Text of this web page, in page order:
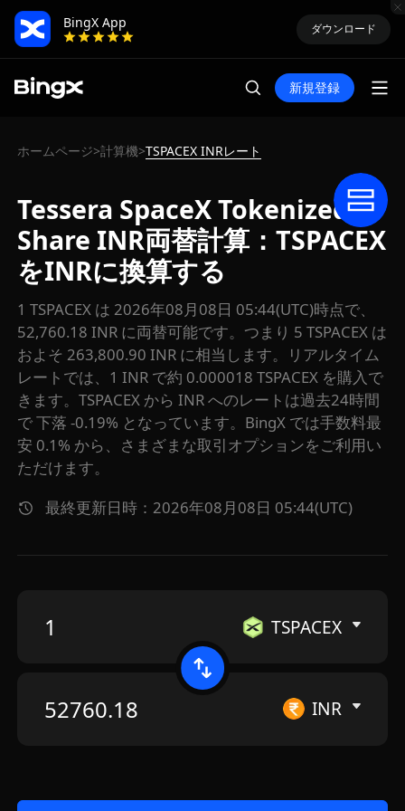
BingX App
ダウンロード
新規登録
ホームページ>計算機>TSPACEX INRレート
Tessera SpaceX Tokenized
Share INR両替計算：TSPACEX
をINRに換算する
1 TSPACEX は 2026年08月08日 05:44(UTC)時点で、
52,760.18 INR に両替可能です。つまり 5 TSPACEX は
およそ 263,800.90 INR に相当します。リアルタイム
レートでは、1 INR で約 0.000018 TSPACEX を購入で
きます。TSPACEX から INR へのレートは過去24時間
で 下落 -0.19% となっています。BingX では手数料最
安 0.1% から、さまざまな取引オプションをご利用い
ただけます。
最終更新日時：2026年08月08日 05:44(UTC)
TSPACEX
INR